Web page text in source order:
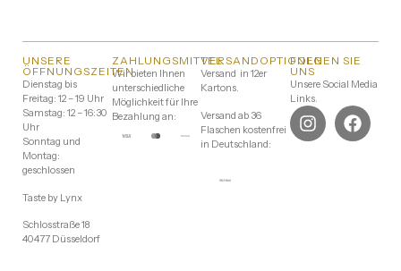
UNSERE
ÖFFNUNGSZEITEN
Dienstag bis
Freitag: 12 – 19 Uhr
Samstag: 12 – 16:30
Uhr
Sonntag und
Montag:
geschlossen
Taste by Lynx
Schlosstraße 18
40477 Düsseldorf
ZAHLUNGSMITTEL
Wir bieten Ihnen
unterschiedliche
Möglichkeit für Ihre
Bezahlung an:
VERSANDOPTIONEN
Versand in 12er
Kartons.
Versand ab 36
Flaschen kostenfrei
in Deutschland:
FOLGEN SIE
UNS
Unsere Social Media
Links.